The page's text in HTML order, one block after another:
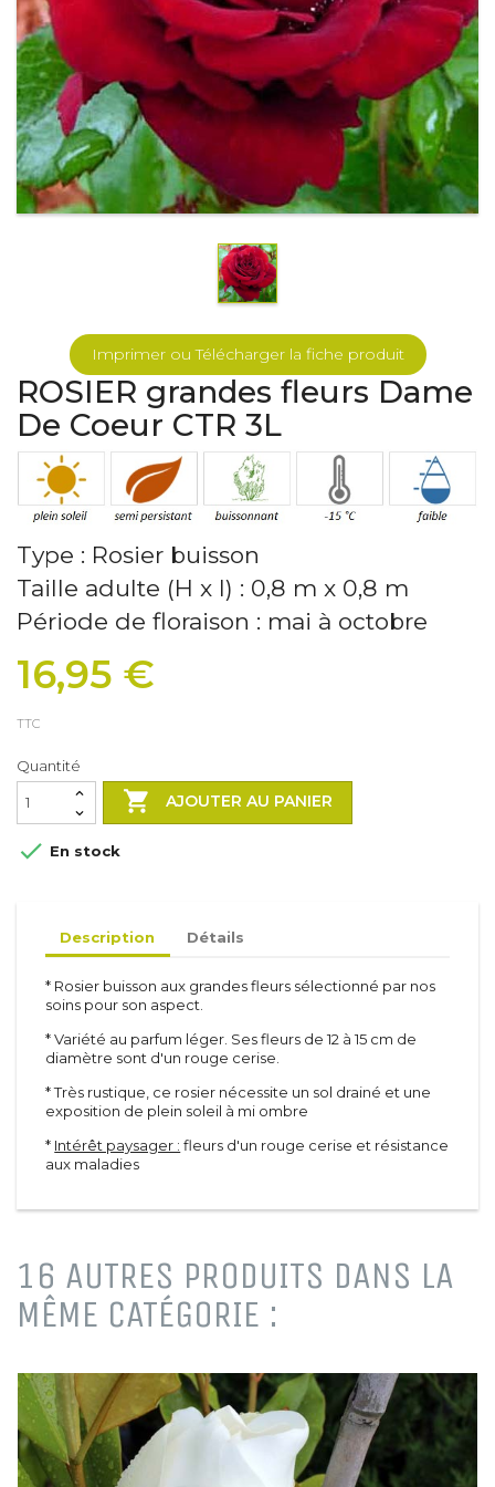
Méditerranéen
D'été
De printemps
A feuillage
De haie
Vivaces &
graminées
Graminées
Conifères
Conifères de greffe
Sapins
Fleurs
Plantes vertes
Graines et bulbes
Petits jardins
Petit développement
Toiles
Pots et tuteurs
Rosiers
Grimpants
Grosses fleurs
Tiges
Arbustes à parfum
Arbres fruitiers
Petits fruits
Agrumes
Fruitiers nains et formés
Plantes
Imprimer ou Télécharger la fiche produit
ROSIER grandes fleurs Dame
De Coeur CTR 3L
Type : Rosier buisson
Taille adulte (H x l) : 0,8 m x 0,8 m
Période de floraison : mai à octobre
16,95 €
TTC
Quantité
 AJOUTER AU PANIER
 En stock
Description Détails
* Rosier buisson aux grandes fleurs sélectionné par nos
soins pour son aspect.
* Variété au parfum léger. Ses fleurs de 12 à 15 cm de
diamètre sont d'un rouge cerise.
* Très rustique, ce rosier nécessite un sol drainé et une
exposition de plein soleil à mi ombre
* Intérêt paysager : fleurs d'un rouge cerise et résistance
aux maladies
16 AUTRES PRODUITS DANS LA
MÊME CATÉGORIE :